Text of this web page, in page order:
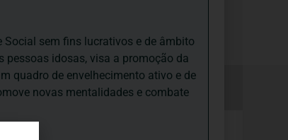
Social sem fins lucrativos e de âmbito
pessoas idosas, visa a promoção da
quadro de envelhecimento ativo e de
novas mentalidades e combate